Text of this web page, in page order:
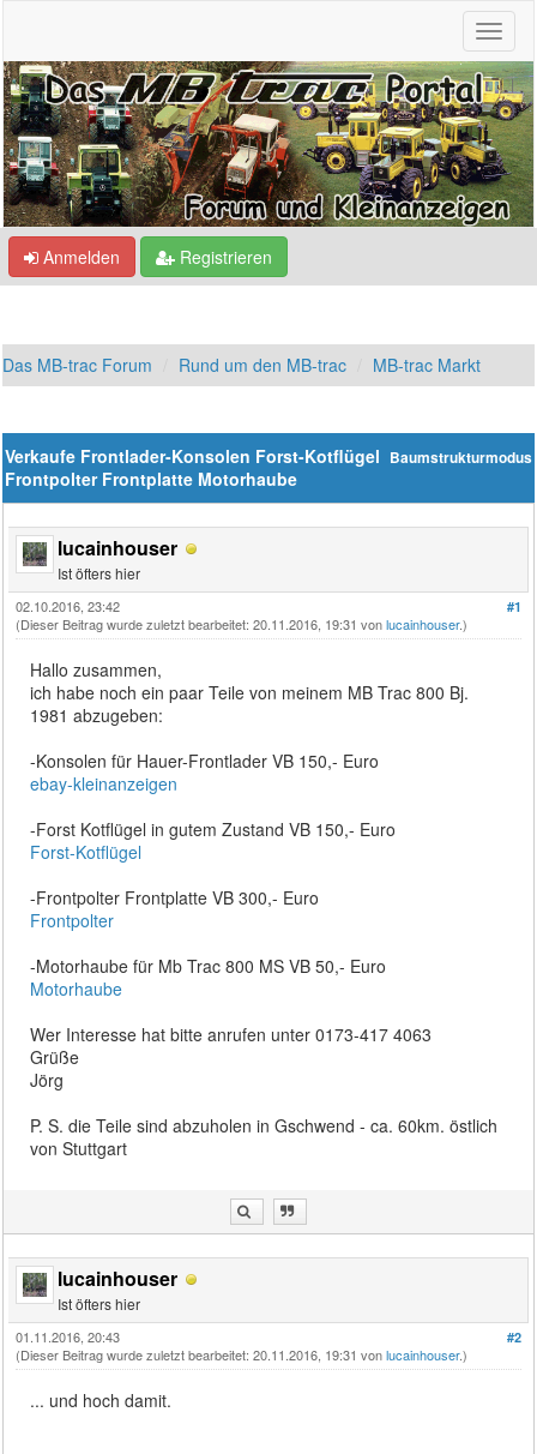
Anmelden Registrieren
Das MB-trac Forum Rund um den MB-trac MB-trac Markt
Baumstrukturmodus
Verkaufe Frontlader-Konsolen Forst-Kotflügel
Frontpolter Frontplatte Motorhaube
lucainhouser
Ist öfters hier
#1
02.10.2016, 23:42
(Dieser Beitrag wurde zuletzt bearbeitet: 20.11.2016, 19:31 vonlucainhouser.)
Hallo zusammen,
ich habe noch ein paar Teile von meinem MB Trac 800 Bj.
1981 abzugeben:
-Konsolen für Hauer-Frontlader VB 150,- Euro
ebay-kleinanzeigen
-Forst Kotflügel in gutem Zustand VB 150,- Euro
Forst-Kotflügel
-Frontpolter Frontplatte VB 300,- Euro
Frontpolter
-Motorhaube für Mb Trac 800 MS VB 50,- Euro
Motorhaube
Wer Interesse hat bitte anrufen unter 0173-417 4063
Grüße
Jörg
P. S. die Teile sind abzuholen in Gschwend - ca. 60km. östlich
von Stuttgart
lucainhouser
Ist öfters hier
#2
01.11.2016, 20:43
(Dieser Beitrag wurde zuletzt bearbeitet: 20.11.2016, 19:31 vonlucainhouser.)
... und hoch damit.